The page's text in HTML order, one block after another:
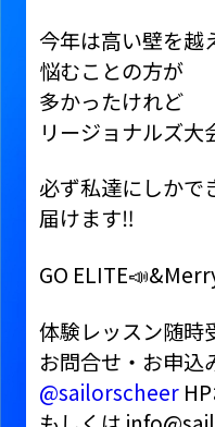
今年は高い壁を越
悩むことの方が
多かったけれど
リージョナルズ大
必ず私達にしかで
届けます‼️
GO
体験レッスン随時
お問合せ・お申込
@sailorscheerHP